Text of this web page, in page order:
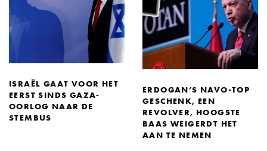
ISRAËL GAAT VOOR HET
EERST SINDS GAZA-
OORLOG NAAR DE
STEMBUS
ERDOGAN’S NAVO-TOP
GESCHENK, EEN
REVOLVER, HOOGSTE
BAAS WEIGERDT HET
AAN TE NEMEN